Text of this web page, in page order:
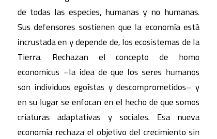
de todas las especies, humanas y no humanas.
Sus defensores sostienen que la economía está
incrustada en y depende de, los ecosistemas de la
Tierra. Rechazan el concepto de homo
economicus –la idea de que los seres humanos
son individuos egoístas y descomprometidos– y
en su lugar se enfocan en el hecho de que somos
criaturas adaptativas y sociales. Esa nueva
economía rechaza el objetivo del crecimiento sin